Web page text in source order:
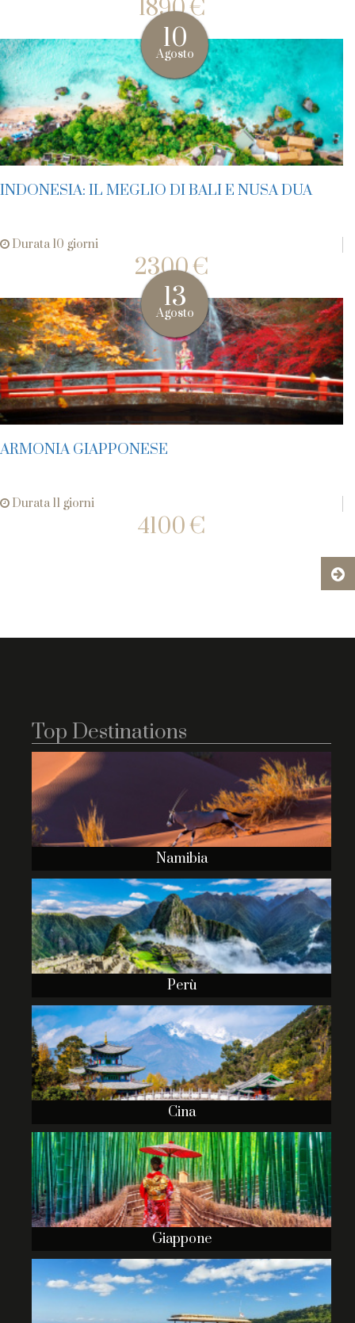
1890 €
INDONESIA: IL MEGLIO DI BALI E NUSA DUA
Durata 10 giorni
2300 €
10
Agosto
ARMONIA GIAPPONESE
Durata 11 giorni
4100 €
13
Agosto
Top Destinations
Namibia
Perù
Cina
Giappone